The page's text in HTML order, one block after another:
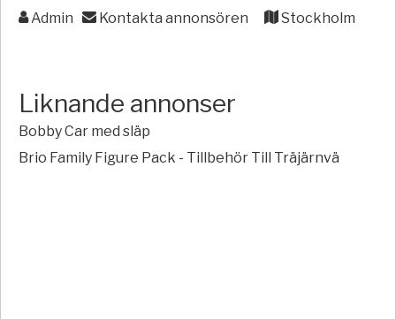
Admin Kontakta annonsören Stockholm
Liknande annonser
Bobby Car med släp
Brio Family Figure Pack - Tillbehör Till Träjärnvä